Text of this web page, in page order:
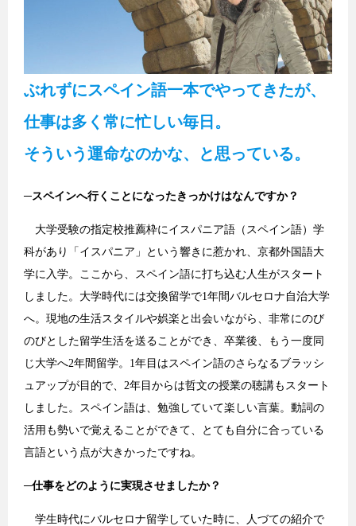
ぶれずにスペイン語一本でやってきたが、
仕事は多く常に忙しい毎日。
そういう運命なのかな、と思っている。
─スペインへ行くことになったきっかけはなんですか？
大学受験の指定校推薦枠にイスパニア語（スペイン語）学
科があり「イスパニア」という響きに惹かれ、京都外国語大
学に入学。ここから、スペイン語に打ち込む人生がスタート
しました。大学時代には交換留学で1年間バルセロナ自治大学
へ。現地の生活スタイルや娯楽と出会いながら、非常にのび
のびとした留学生活を送ることができ、卒業後、もう一度同
じ大学へ2年間留学。1年目はスペイン語のさらなるブラッシ
ュアップが目的で、2年目からは哲文の授業の聴講もスタート
しました。スペイン語は、勉強していて楽しい言葉。動詞の
活用も勢いで覚えることができて、とても自分に合っている
言語という点が大きかったですね。
─仕事をどのように実現させましたか？
学生時代にバルセロナ留学していた時に、人づての紹介で